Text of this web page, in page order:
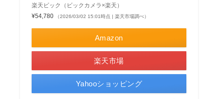
楽天ビック（ビックカメラ×楽天）
¥54,780
（2026/03/02 15:01時点 | 楽天市場調べ）
Amazon
楽天市場
Yahooショッピング